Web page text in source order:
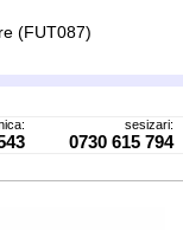
(FUT087)
sesizari:
0730 615 794